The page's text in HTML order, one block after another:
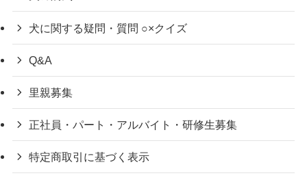
犬に関する疑問・質問 ○×クイズ
Q&A
里親募集
正社員・パート・アルバイト・研修生募集
特定商取引に基づく表示